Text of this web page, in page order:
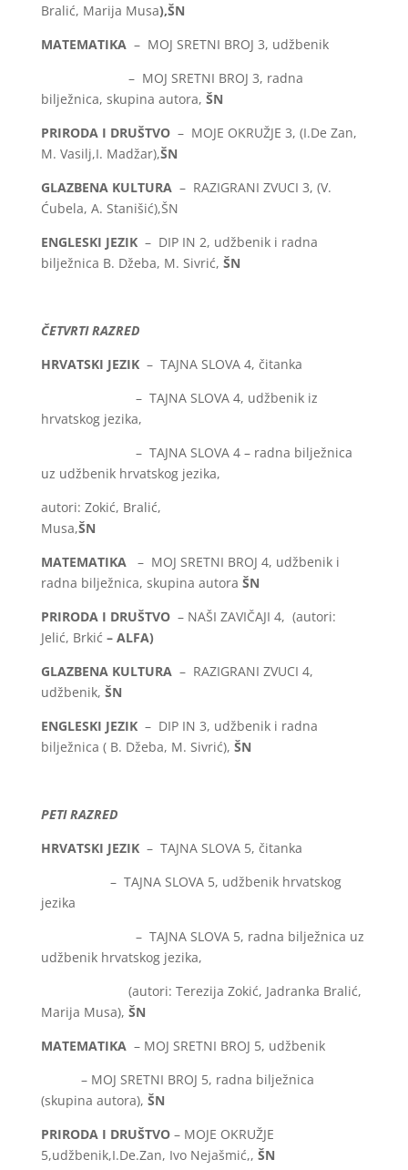
Bralić, Marija Musa),ŠN
MATEMATIKA – MOJ SRETNI BROJ 3, udžbenik
– MOJ SRETNI BROJ 3, radna
bilježnica, skupina autora, ŠN
PRIRODA I DRUŠTVO – MOJE OKRUŽJE 3, (I.De Zan,
M. Vasilj,I. Madžar),ŠN
GLAZBENA KULTURA– RAZIGRANI ZVUCI 3, (V.
Ćubela, A. Stanišić),ŠN
ENGLESKI JEZIK– DIP IN 2, udžbenik i radna
bilježnica B. Džeba, M. Sivrić, ŠN
ČETVRTI RAZRED
HRVATSKI JEZIK– TAJNA SLOVA 4, čitanka
– TAJNA SLOVA 4, udžbenik iz
hrvatskog jezika,
– TAJNA SLOVA 4 – radna bilježnica
uz udžbenik hrvatskog jezika,
autori: Zokić, Bralić,
Musa,ŠN
MATEMATIKA– MOJ SRETNI BROJ 4, udžbenik i
radna bilježnica, skupina autora ŠN
PRIRODA I DRUŠTVO– NAŠI ZAVIČAJI 4, (autori:
Jelić, Brkić – ALFA)
GLAZBENA KULTURA– RAZIGRANI ZVUCI 4,
udžbenik, ŠN
ENGLESKI JEZIK– DIP IN 3, udžbenik i radna
bilježnica ( B. Džeba, M. Sivrić), ŠN
PETI RAZRED
HRVATSKI JEZIK– TAJNA SLOVA 5, čitanka
– TAJNA SLOVA 5, udžbenik hrvatskog
jezika
– TAJNA SLOVA 5, radna bilježnica uz
udžbenik hrvatskog jezika,
(autori: Terezija Zokić, Jadranka Bralić,
Marija Musa), ŠN
MATEMATIKA– MOJ SRETNI BROJ 5, udžbenik
– MOJ SRETNI BROJ 5, radna bilježnica
(skupina autora), ŠN
PRIRODA I DRUŠTVO– MOJE OKRUŽJE
5,udžbenik,I.De.Zan, Ivo Nejašmić,, ŠN